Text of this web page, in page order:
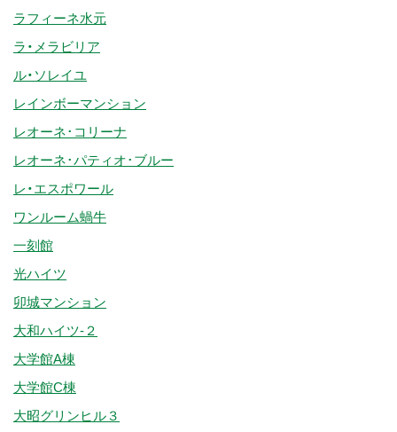
ラフィーネ水元
ラ・メラビリア
ル・ソレイユ
レインボーマンション
レオーネ･コリーナ
レオーネ･パティオ･ブルー
レ・エスポワール
ワンルーム蝸牛
一刻館
光ハイツ
卯城マンション
大和ハイツ-２
大学館A棟
大学館C棟
大昭グリンヒル３